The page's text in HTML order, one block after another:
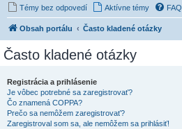
Témy bez odpovedí Aktívne témy FAQ
Obsah portálu Často kladené otázky
Často kladené otázky
Registrácia a prihlásenie
Je vôbec potrebné sa zaregistrovať?
Čo znamená COPPA?
Prečo sa nemôžem zaregistrovať?
Zaregistroval som sa, ale nemôžem sa prihlásiť!